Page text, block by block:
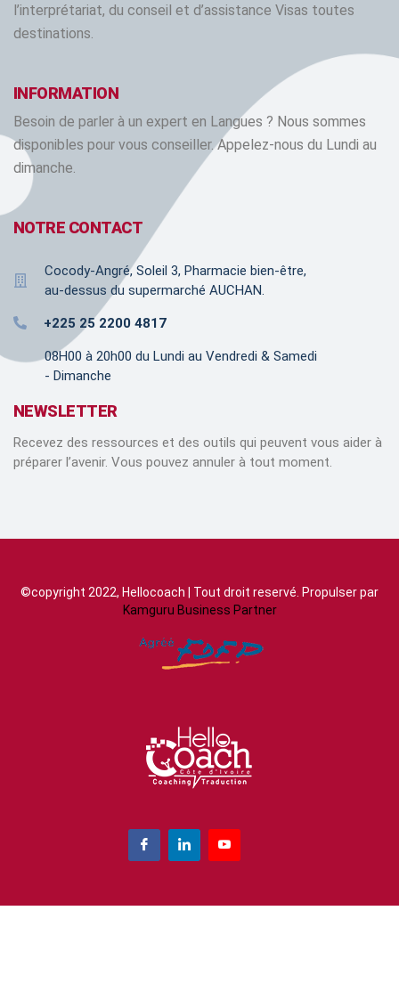
l’interprétariat, du conseil et d’assistance Visas toutes
destinations.
INFORMATION
Besoin de parler à un expert en Langues ? Nous sommes
disponibles pour vous conseiller. Appelez-nous du Lundi au
dimanche.
NOTRE CONTACT
Cocody-Angré, Soleil 3, Pharmacie bien-être,
au-dessus du supermarché AUCHAN.
+225 25 2200 4817
08H00 à 20h00 du Lundi au Vendredi & Samedi
- Dimanche
NEWSLETTER
Recevez des ressources et des outils qui peuvent vous aider à
préparer l’avenir. Vous pouvez annuler à tout moment.
©copyright 2022, Hellocoach | Tout droit reservé. Propulser par
Kamguru Business Partner